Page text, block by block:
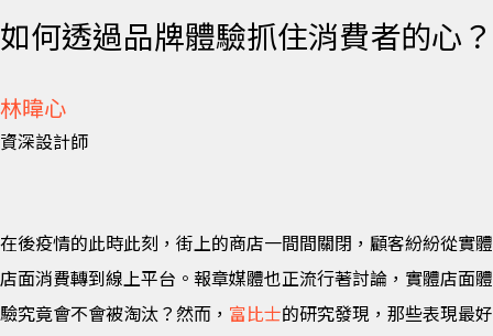
如何透過品牌體驗抓住消費者的心？
林暐心
資深設計師
在後疫情的此時此刻，街上的商店一間間關閉，顧客紛紛從實體
店面消費轉到線上平台。報章媒體也正流行著討論，實體店面體
驗究竟會不會被淘汰？然而， 富比士的研究發現，那些表現最好